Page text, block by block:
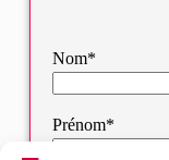
Nom*
Prénom*